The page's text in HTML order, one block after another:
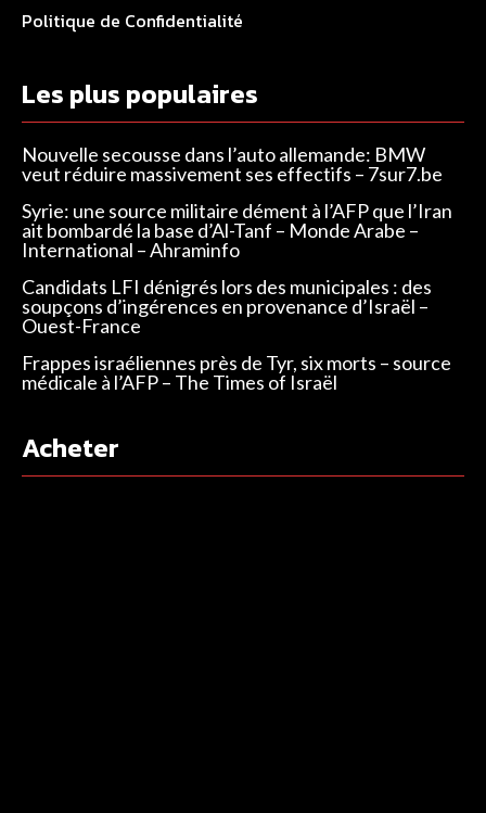
Politique de Confidentialité
Les plus populaires
Nouvelle secousse dans l’auto allemande: BMW
veut réduire massivement ses effectifs – 7sur7.be
Syrie: une source militaire dément à l’AFP que l’Iran
ait bombardé la base d’Al-Tanf – Monde Arabe –
International – Ahraminfo
Candidats LFI dénigrés lors des municipales : des
soupçons d’ingérences en provenance d’Israël –
Ouest-France
Frappes israéliennes près de Tyr, six morts – source
médicale à l’AFP – The Times of Israël
Acheter